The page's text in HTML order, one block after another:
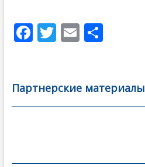
F
b
o
T
er
E
l
О
а
в
Партнерские материалы